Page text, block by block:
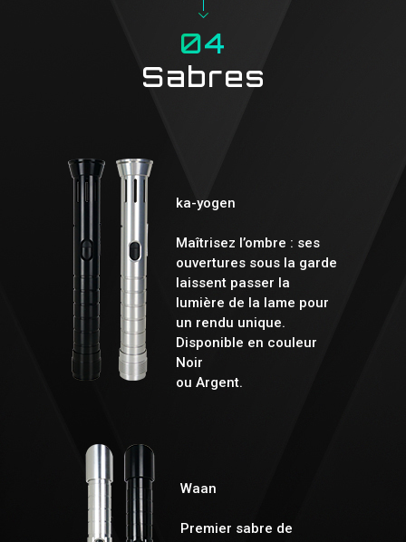
04
Sabres
ka-yogen
Maîtrisez l’ombre : ses
ouvertures sous la garde
laissent passer la
lumière de la lame pour
un rendu unique.
Disponible en couleur
Noir
ou Argent.
Waan
Premier sabre de